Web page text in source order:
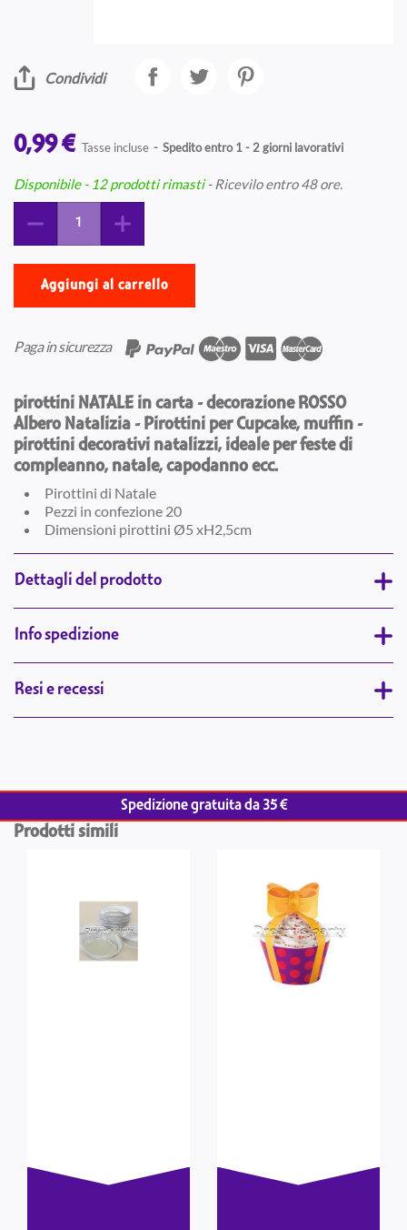
Condividi
0,99 € Tasse incluse Spedito entro 1 - 2 giorni lavorativi
Disponibile - 12 prodotti rimasti - Ricevilo entro 48 ore.
Aggiungi al carrello
Paga in sicurezza
pirottini NATALE in carta - decorazione ROSSO
Albero Natalizia - Pirottini per Cupcake, muffin -
pirottini decorativi natalizzi, ideale per feste di
compleanno, natale, capodanno ecc.
Pirottini di Natale
Pezzi in confezione 20
Dimensioni pirottini Ø5 xH2,5cm
Dettagli del prodotto
Info spedizione
Resi e recessi
Spedizione gratuita da 35 €
Prodotti simili